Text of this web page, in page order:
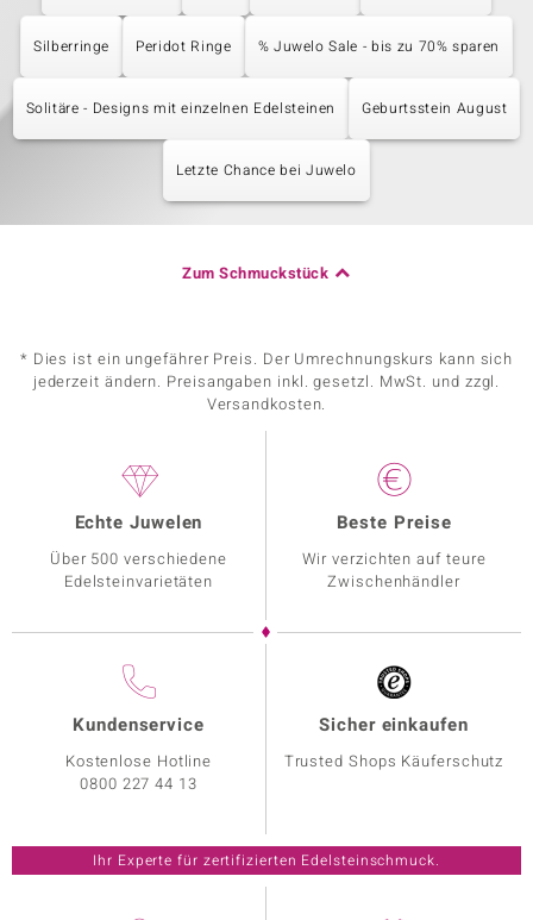
Silberringe Peridot Ringe % Juwelo Sale - bis zu 70% sparen
Solitäre - Designs mit einzelnen Edelsteinen Geburtsstein August
Letzte Chance bei Juwelo
Zum Schmuckstück
* Dies ist ein ungefährer Preis. Der Umrechnungskurs kann sich
jederzeit ändern. Preisangaben inkl. gesetzl. MwSt. und zzgl.
Versandkosten.
Echte Juwelen
Über 500 verschiedene
Edelsteinvarietäten
Beste Preise
Wir verzichten auf teure
Zwischenhändler
Kundenservice
Kostenlose Hotline
0800 227 44 13
Sicher einkaufen
Trusted Shops Käuferschutz
Ihr Experte für zertifizierten Edelsteinschmuck.